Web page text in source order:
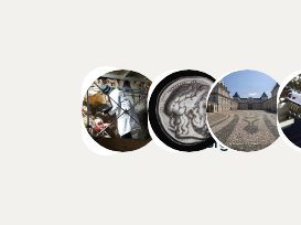
Arti
&
Design